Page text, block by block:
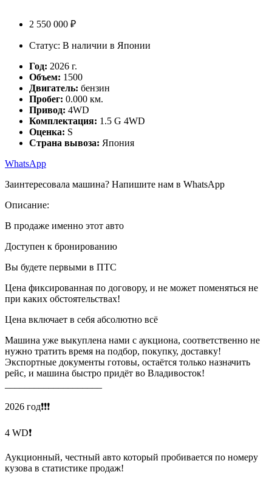
2 550 000 ₽
Статус: В наличии в Японии
Год: 2026 г.
Объем: 1500
Двигатель: бензин
Пробег: 0.000 км.
Привод: 4WD
Комплектация: 1.5 G 4WD
Оценка: S
Страна вывоза: Япония
WhatsApp
Заинтересовала машина? Напишите нам в WhatsApp
Описание:
В продаже именно этот авто
Доступен к бронированию
Вы будете первыми в ПТС
Цена фиксированная по договору, и не может поменяться не
при каких обстоятельствах!
Цена включает в себя абсолютно всё
Машина уже выкуплена нами с аукциона, соответственно не
нужно тратить время на подбор, покупку, доставку!
Экспортные документы готовы, остаётся только назначить
рейс, и машина быстро придёт во Владивосток!
2026 год❗️❗️❗️
4 WD❗️
Аукционный, честный авто который пробивается по номеру
кузова в статистике продаж!